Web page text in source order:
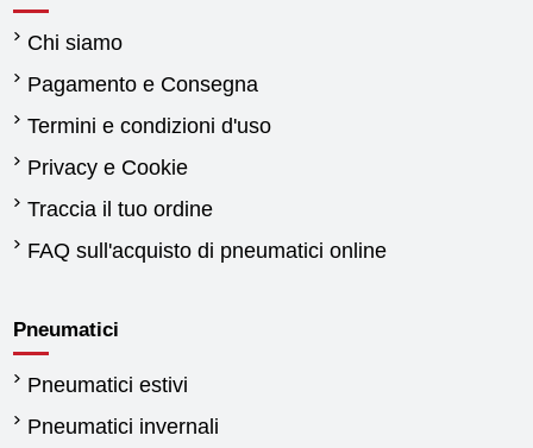
Chi siamo
Pagamento e Consegna
Termini e condizioni d'uso
Privacy e Cookie
Traccia il tuo ordine
FAQ sull'acquisto di pneumatici online
Pneumatici
Pneumatici estivi
Pneumatici invernali